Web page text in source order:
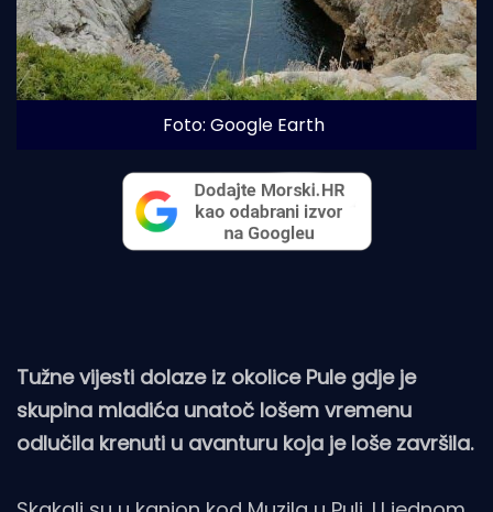
Foto: Google Earth
Tužne vijesti dolaze iz okolice Pule gdje je
skupina mladića unatoč lošem vremenu
odlučila krenuti u avanturu koja je loše završila.